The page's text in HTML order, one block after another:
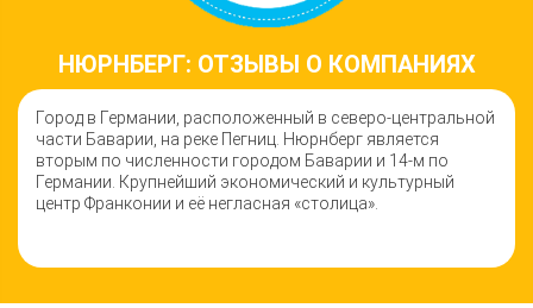
НЮРНБЕРГ: ОТЗЫВЫ О КОМПАНИЯХ
Город в Германии, расположенный в северо-центральной
части Баварии, на реке Пегниц. Нюрнберг является
вторым по численности городом Баварии и 14-м по
Германии. Крупнейший экономический и культурный
центр Франконии и её негласная «столица».